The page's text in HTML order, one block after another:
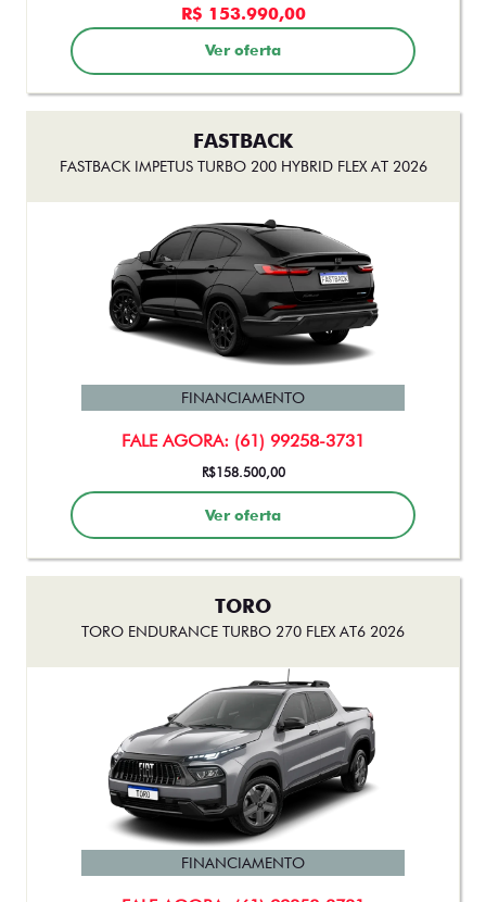
FASTBACK
FASTBACK IMPETUS TURBO 200 HYBRID FLEX AT 2026
FALE AGORA: (61) 99258-3731
FINANCIAMENTO
R$158.500,00
Ver oferta
FALE AGORA: (61) 99258-3731
FINANCIAMENTO
De: R$ 167.490,00
R$ 151.200,00
Ver oferta